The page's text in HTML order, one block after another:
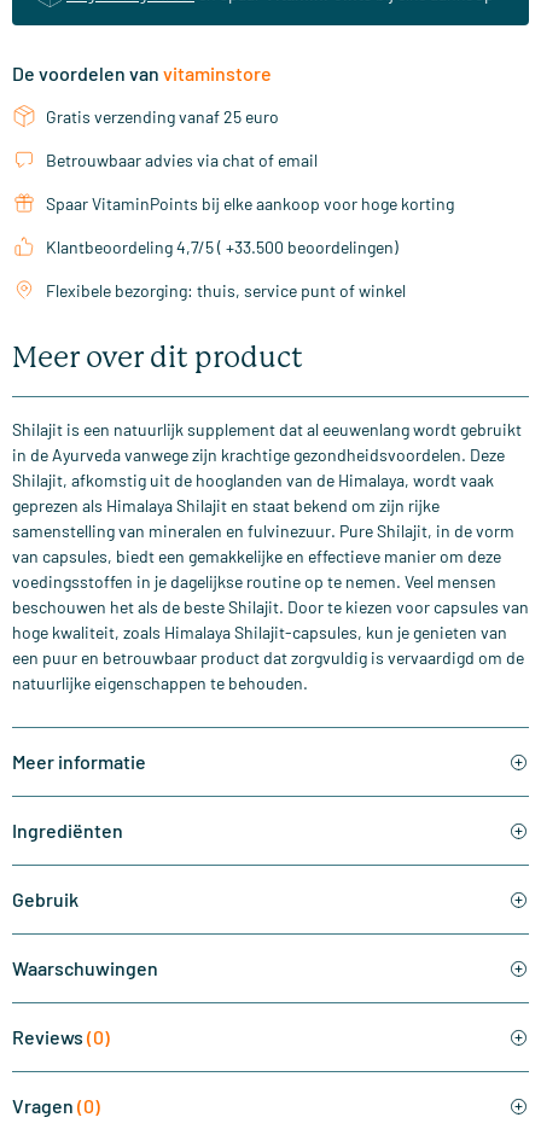
De voordelen van vitaminstore
Gratis verzending vanaf 25 euro
Betrouwbaar advies via chat of email
Spaar VitaminPoints bij elke aankoop voor hoge korting
Klantbeoordeling 4,7/5 ( +33.500 beoordelingen)
Flexibele bezorging: thuis, service punt of winkel
Meer over dit product
Shilajit is een natuurlijk supplement dat al eeuwenlang wordt gebruikt
in de Ayurveda vanwege zijn krachtige gezondheidsvoordelen. Deze
Shilajit, afkomstig uit de hooglanden van de Himalaya, wordt vaak
geprezen als Himalaya Shilajit en staat bekend om zijn rijke
samenstelling van mineralen en fulvinezuur. Pure Shilajit, in de vorm
van capsules, biedt een gemakkelijke en effectieve manier om deze
voedingsstoffen in je dagelijkse routine op te nemen. Veel mensen
beschouwen het als de beste Shilajit. Door te kiezen voor capsules van
hoge kwaliteit, zoals Himalaya Shilajit-capsules, kun je genieten van
een puur en betrouwbaar product dat zorgvuldig is vervaardigd om de
natuurlijke eigenschappen te behouden.
Meer informatie
Ingrediënten
Gebruik
Waarschuwingen
Reviews (0)
Vragen (0)